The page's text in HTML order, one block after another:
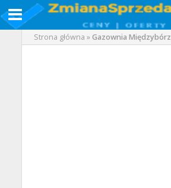
Strona główna »Gazownia Międzybórz